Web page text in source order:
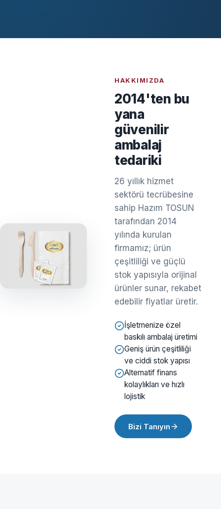
HAKKIMIZDA
2014'ten bu
yana
güvenilir
ambalaj
tedariki
26 yıllık hizmet
sektörü tecrübesine
sahip Hazım TOSUN
tarafından 2014
yılında kurulan
firmamız; ürün
çeşitliliği ve güçlü
stok yapısıyla orijinal
ürünler sunar, rekabet
edebilir fiyatlar üretir.
İşletmenize özel
baskılı ambalaj üretimi
Geniş ürün çeşitliliği
ve ciddi stok yapısı
Alternatif finans
kolaylıkları ve hızlı
lojistik
Bizi Tanıyın